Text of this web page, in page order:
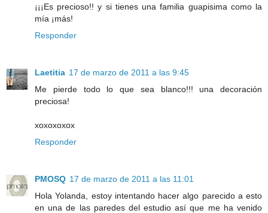
¡¡¡Es precioso!! y si tienes una familia guapisima como la
mía ¡más!
Responder
Laetitia 17 de marzo de 2011 a las 9:45
Me pierde todo lo que sea blanco!!! una decoración
preciosa!
xoxoxoxox
Responder
PMOSQ 17 de marzo de 2011 a las 11:01
Hola Yolanda, estoy intentando hacer algo parecido a esto
en una de las paredes del estudio así que me ha venido